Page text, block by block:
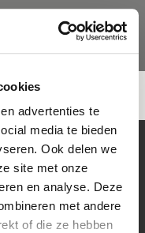
advertenties te
media te bieden
Ook delen we
site met onze
en analyse. Deze
met andere
of die ze hebben
van
in